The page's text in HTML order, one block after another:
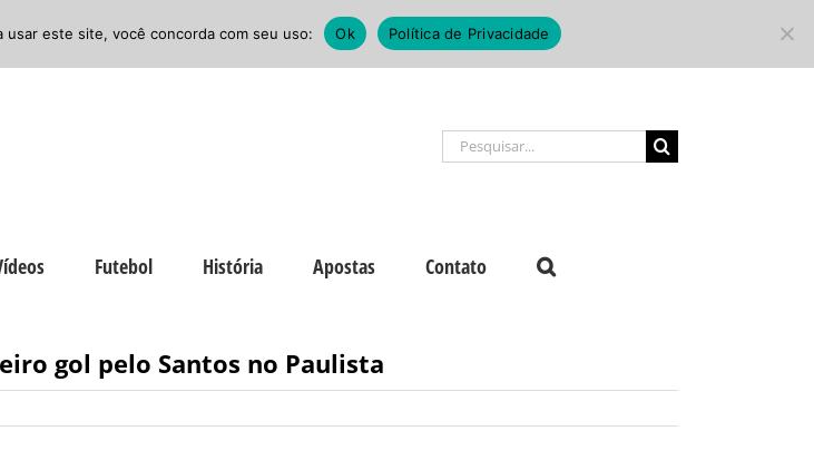
Buscar
resultados
Futebol História Apostas Contato
gol pelo Santos no Paulista
este site, você concorda com seu uso: Ok Política de Privacidade